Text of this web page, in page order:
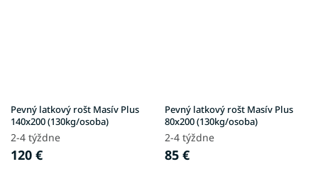
Pevný latkový rošt Masív Plus
140x200 (130kg/osoba)
2-4 týždne
120 €
Pevný latkový rošt Masív Plus
80x200 (130kg/osoba)
2-4 týždne
85 €